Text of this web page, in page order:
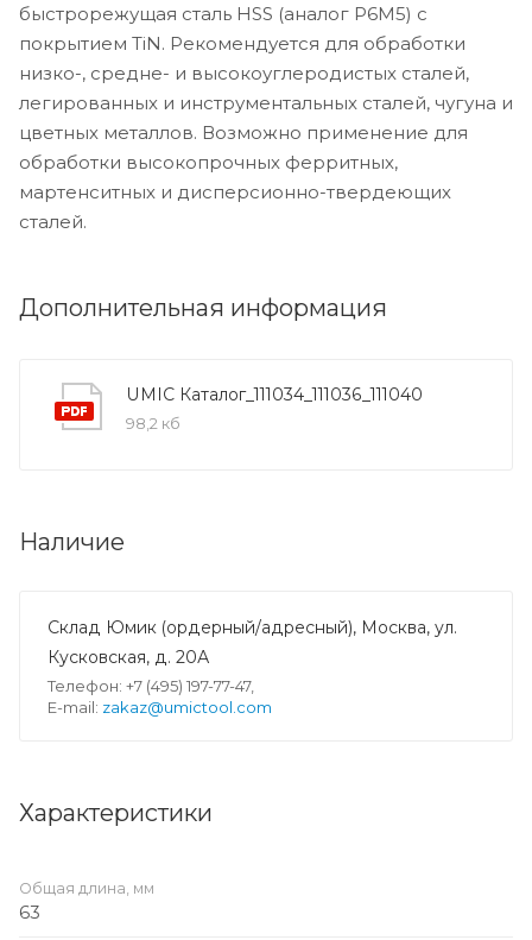
быстрорежущая сталь HSS (аналог Р6М5) с
покрытием TiN. Рекомендуется для обработки
низко-, средне- и высокоуглеродистых сталей,
легированных и инструментальных сталей, чугуна и
цветных металлов. Возможно применение для
обработки высокопрочных ферритных,
мартенситных и дисперсионно-твердеющих
сталей.
Дополнительная информация
UMIC Каталог_111034_111036_111040
98,2 кб
Наличие
Склад Юмик (ордерный/адресный), Москва, ул.
Кусковская, д. 20А
Телефон: +7 (495) 197-77-47,
E-mail: zakaz@umictool.com
Характеристики
Общая длина, мм
63